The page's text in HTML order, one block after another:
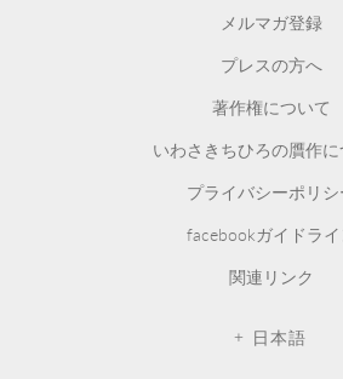
メルマガ登録
プレスの方へ
著作権について
いわさきちひろの贋作に
プライバシーポリシ
facebookガイドラ
関連リンク
日本語